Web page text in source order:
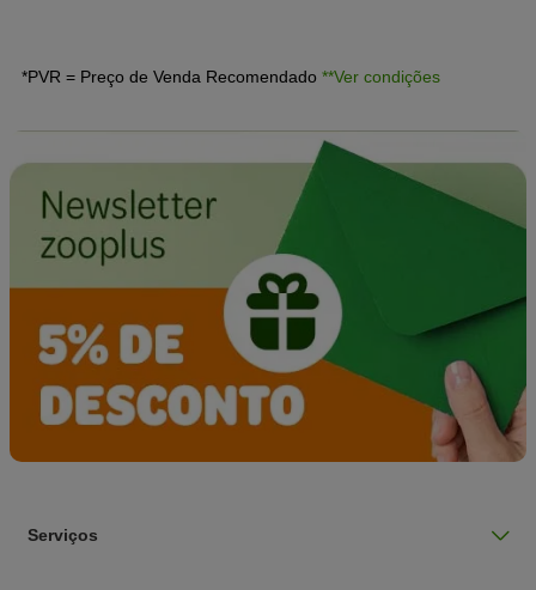
*PVR = Preço de Venda Recomendado **Ver condições
Serviços